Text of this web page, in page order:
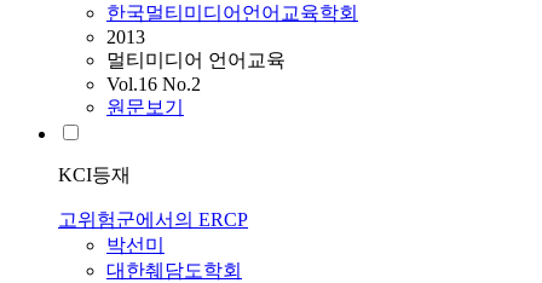
한국멀티미디어언어교육학회
2013
멀티미디어 언어교육
Vol.16 No.2
원문보기
KCI등재
고위험군에서의 ERCP
박선미
대한췌담도학회